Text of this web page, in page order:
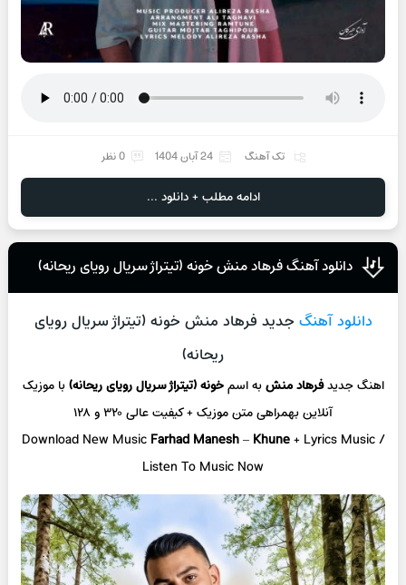
تک آهنگ 24 آبان 1404 0 نظر
ادامه مطلب + دانلود ...
دانلود آهنگ فرهاد منش خونه (تیتراژ سریال رویای ریحانه)
دانلود آهنگ جدید فرهاد منش خونه (تیتراژ سریال رویای
ریحانه)
اهنگ جدیدفرهاد منشبه اسمخونه (تیتراژ سریال رویای ریحانه)با موزیک
آنلاینبهمراهی متن موزیک + کیفیت عالی ۳۲۰ و ۱۲۸
Download New Music Farhad Manesh–Khune+ Lyrics Music /
Listen To Music Now